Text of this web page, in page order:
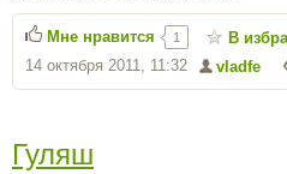
vladfe
14 октября 2011, 11:32
Мне нравится 1 В
Гуляш